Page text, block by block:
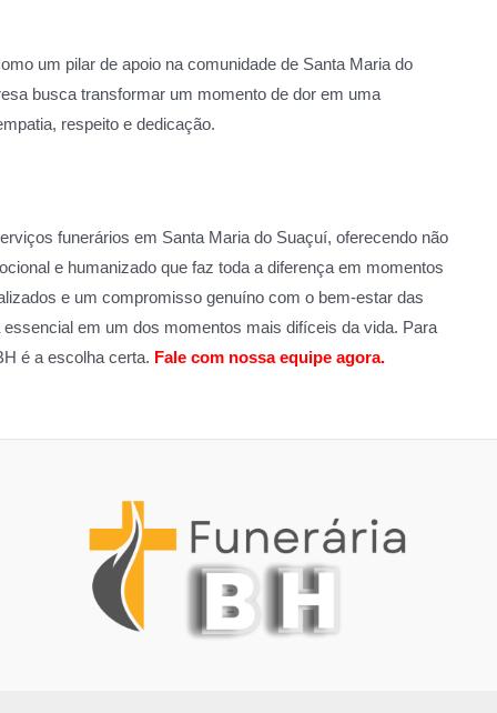
um pilar de apoio na comunidade de Santa Maria do
busca transformar um momento de dor em uma
respeito e dedicação.
funerários em Santa Maria do Suaçuí, oferecendo não
e humanizado que faz toda a diferença em momentos
e um compromisso genuíno com o bem-estar das
em um dos momentos mais difíceis da vida. Para
é a escolha certa. Fale com nossa equipe agora.